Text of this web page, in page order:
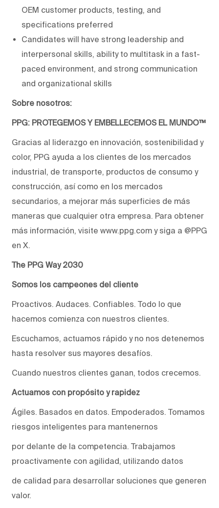
OEM customer products, testing, and
specifications preferred
Candidates will have strong leadership and
interpersonal skills, ability to multitask in a fast-
paced environment, and strong communication
and organizational skills
Sobre nosotros:
PPG: PROTEGEMOS Y EMBELLECEMOS EL MUNDO™
Gracias al liderazgo en innovación, sostenibilidad y
color, PPG ayuda a los clientes de los mercados
industrial, de transporte, productos de consumo y
construcción, así como en los mercados
secundarios, a mejorar más superficies de más
maneras que cualquier otra empresa. Para obtener
más información, visite www.ppg.com y siga a @PPG
en X.
The PPG Way 2030
Somos los campeones del cliente
Proactivos. Audaces. Confiables. Todo lo que
hacemos comienza con nuestros clientes.
Escuchamos, actuamos rápido y no nos detenemos
hasta resolver sus mayores desafíos.
Cuando nuestros clientes ganan, todos crecemos.
Actuamos con propósito y rapidez
Ágiles. Basados en datos. Empoderados. Tomamos
riesgos inteligentes para mantenernos
por delante de la competencia. Trabajamos
proactivamente con agilidad, utilizando datos
de calidad para desarrollar soluciones que generen
valor.